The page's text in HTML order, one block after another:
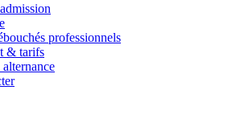
professionnels
& tarifs